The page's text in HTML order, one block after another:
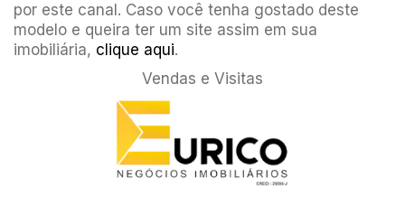
por este canal. Caso você tenha gostado deste
modelo e queira ter um site assim em sua
imobiliária, clique aqui.
Vendas e Visitas